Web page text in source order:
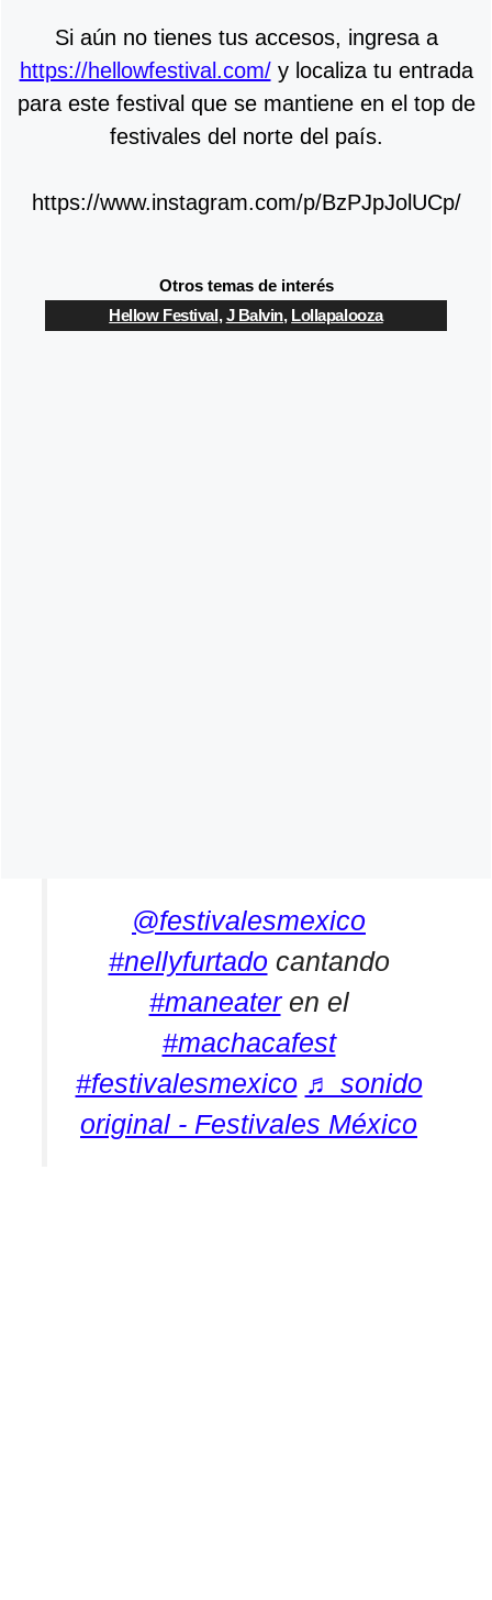
Si aún no tienes tus accesos, ingresa a
https://hellowfestival.com/y localiza tu entrada
para este festival que se mantiene en el top de
festivales del norte del país.
https://www.instagram.com/p/BzPJpJolUCp/
Otros temas de interés
Hellow Festival,J Balvin, Lollapalooza
@festivalesmexico
#nellyfurtado cantando
#maneateren el
#machacafest
#festivalesmexico ♬ sonido
original - Festivales México